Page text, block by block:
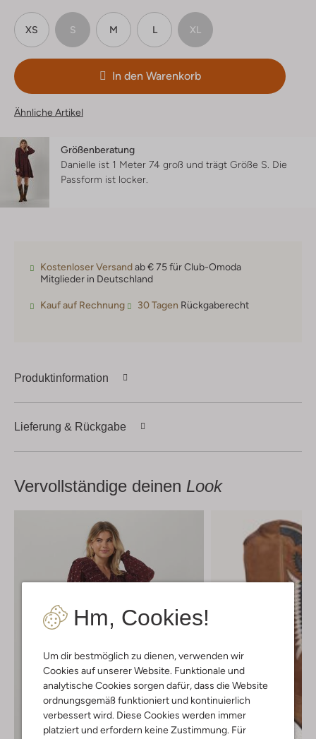
Hm, Cookies!
Um dir bestmöglich zu dienen, verwenden wir
Cookies auf unserer Website. Funktionale und
analytische Cookies sorgen dafür, dass die Website
ordnungsgemäß funktioniert und kontinuierlich
verbessert wird. Diese Cookies werden immer
platziert und erfordern keine Zustimmung. Für
XS S M L XL
In den Warenkorb
Ähnliche Artikel
Größenberatung
Danielle ist 1 Meter 74 groß und trägt Größe S. Die
Passform ist locker
Kostenloser Versandab € 75 für Club-Omoda
Mitglieder in Deutschland
Kauf auf Rechnung 30 Tagen Rückgaberecht
Produktinformation
Lieferung & Rückgabe
Vervollständige deinen Look